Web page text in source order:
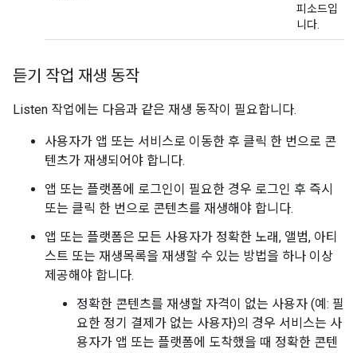
피소드입
니다.
듣기 작업 재생 동작
Listen 작업에는 다음과 같은 재생 동작이 필요합니다.
사용자가 앱 또는 서비스로 이동한 후 클릭 한 번으로 콘
텐츠가 재생되어야 합니다.
앱 또는 플랫폼에 로그인이 필요한 경우 로그인 후 즉시
또는 클릭 한 번으로 콘텐츠를 재생해야 합니다.
앱 또는 플랫폼은 모든 사용자가 정확한 노래, 앨범, 아티
스트 또는 재생목록을 재생할 수 있는 방법을 하나 이상
제공해야 합니다.
정확한 콘텐츠를 재생할 자격이 없는 사용자 (예: 필
요한 정기 결제가 없는 사용자)의 경우 서비스는 사
용자가 앱 또는 플랫폼에 도착했을 때 정확한 콘텐